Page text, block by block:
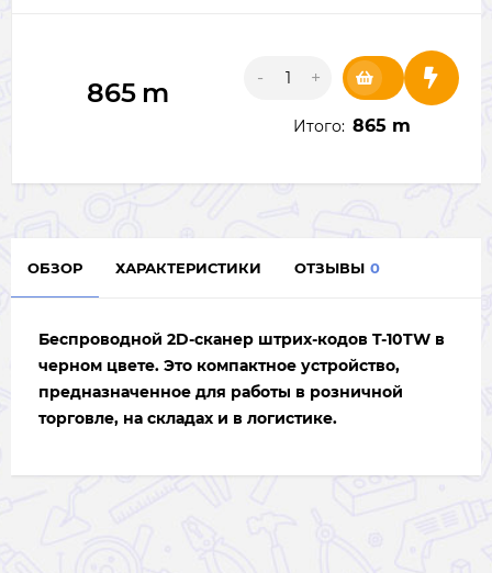
865 m - +
Итого: 865 m
ОБЗОР ХАРАКТЕРИСТИКИ ОТЗЫВЫ 0
Беспроводной 2D-сканер штрих-кодов T-10TW в
черном цвете. Это компактное устройство,
предназначенное для работы в розничной
торговле, на складах и в логистике.